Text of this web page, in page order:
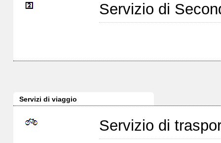
Servizio di
Servizi di viaggio
Servizio di